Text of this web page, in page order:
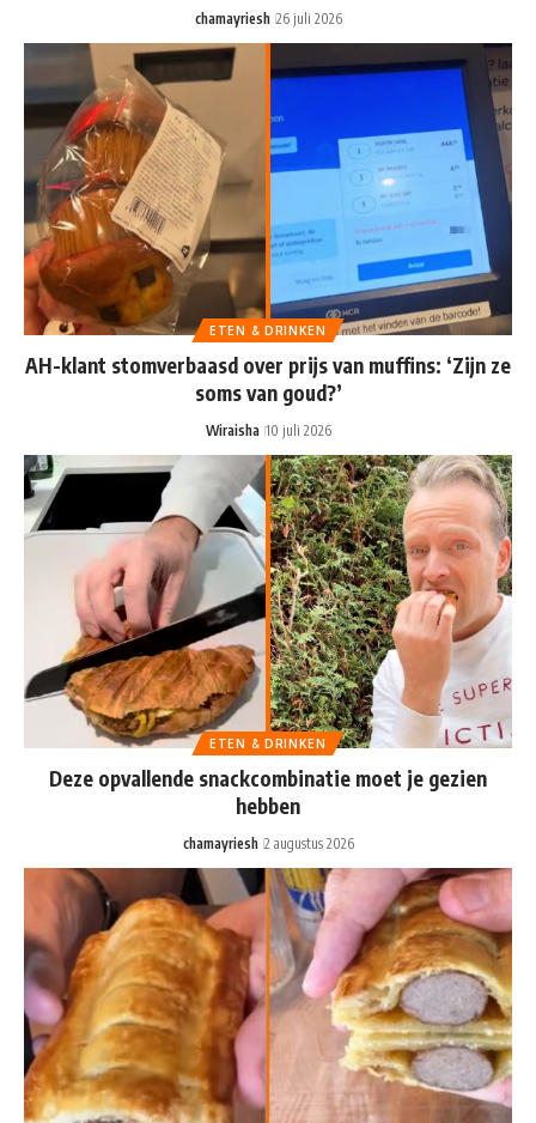
chamayriesh 26 juli 2026
ETEN & DRINKEN
AH-klant stomverbaasd over prijs van muffins: ‘Zijn ze
soms van goud?’
Wiraisha 10 juli 2026
ETEN & DRINKEN
Deze opvallende snackcombinatie moet je gezien
hebben
chamayriesh 2 augustus 2026